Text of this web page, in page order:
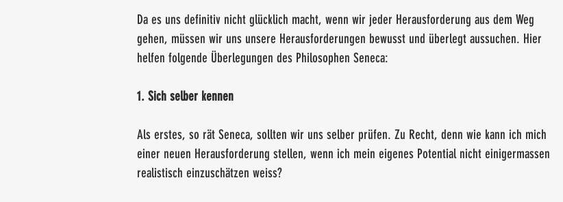
Da es uns definitiv nicht glücklich macht, wenn wir jeder Herausforderung aus dem Weg
gehen, müssen wir uns unsere Herausforderungen bewusst und überlegt aussuchen. Hier
helfen folgende Überlegungen des Philosophen Seneca:
1. Sich selber kennen
Als erstes, so rät Seneca, sollten wir uns selber prüfen. Zu Recht, denn wie kann ich mich
einer neuen Herausforderung stellen, wenn ich mein eigenes Potential nicht einigermassen
realistisch einzuschätzen weiss?